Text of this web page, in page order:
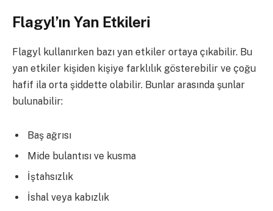
Flagyl’ın Yan Etkileri
Flagyl kullanırken bazı yan etkiler ortaya çıkabilir. Bu
yan etkiler kişiden kişiye farklılık gösterebilir ve çoğu
hafif ila orta şiddette olabilir. Bunlar arasında şunlar
bulunabilir:
Baş ağrısı
Mide bulantısı ve kusma
İştahsızlık
İshal veya kabızlık